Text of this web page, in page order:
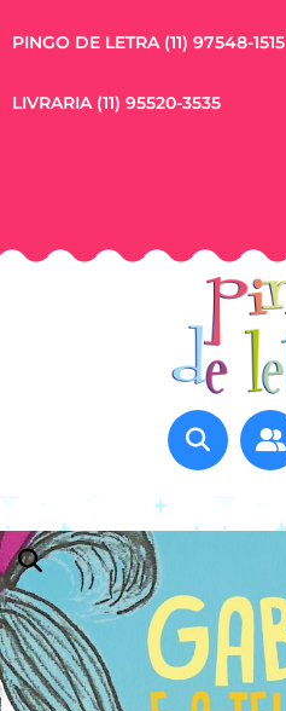
PINGO DE LETRA (11) 97548-1515
LIVRARIA (11) 95520-3535